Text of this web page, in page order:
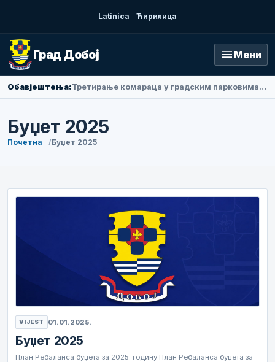
Latinica Ћирилица
Град Добој menu Мени
Обавјештења: Третирање комараца у градским парковима у петак ујутру
Буџет 2025
Почетна Буџет 2025
VIJEST 01.01.2025.
Буџет 2025
План Ребаланса буџета за 2025. годину План Ребаланса буџета за